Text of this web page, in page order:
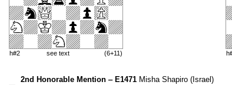
h#2 see text (6+11)
2nd Honorable Mention ‒ E1471 Misha Shapiro (Israel)